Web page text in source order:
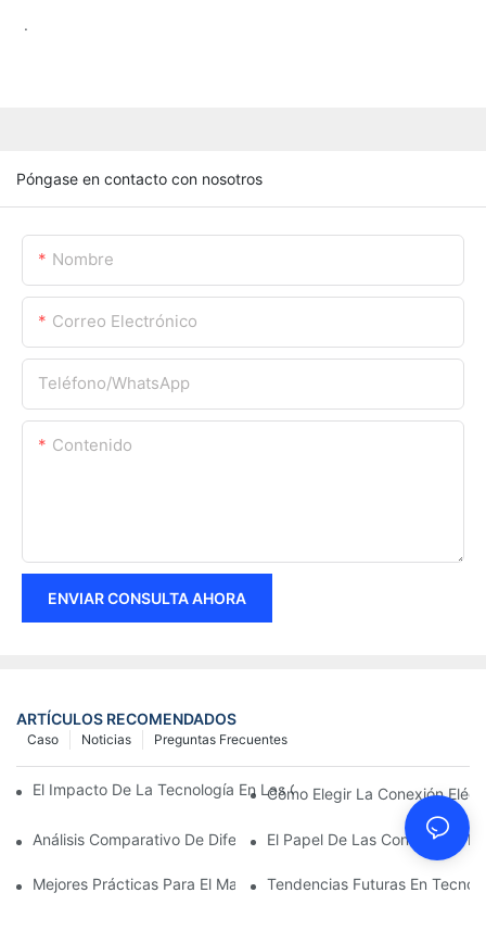
.
Póngase en contacto con nosotros
Nombre
Correo Electrónico
Teléfono/WhatsApp
Contenido
ENVIAR CONSULTA AHORA
ARTÍCULOS RECOMENDADOS
Preguntas Frecuentes
Noticias
Caso
El Impacto De La Tecnología En Las Conexiones Eléctricas En
Cómo Elegir La Conexión
Análisis Comparativo De Diferentes Tipos De Conexiones
El Papel De Las Conexiones
Mejores Prácticas Para El Mantenimiento De Las Conexiones
Tendencias Futuras En